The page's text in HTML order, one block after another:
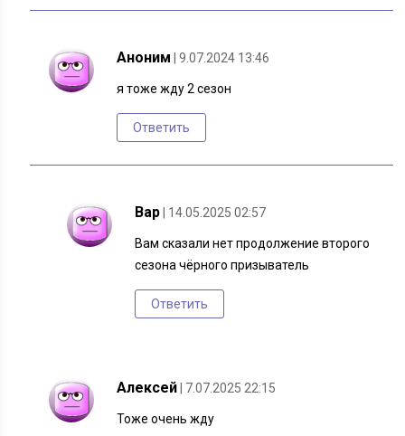
Аноним | 9.07.2024 13:46
я тоже жду 2 сезон
Ответить
Вар | 14.05.2025 02:57
Вам сказали нет продолжение второго
сезона чёрного призыватель
Ответить
Алексей | 7.07.2025 22:15
Тоже очень жду